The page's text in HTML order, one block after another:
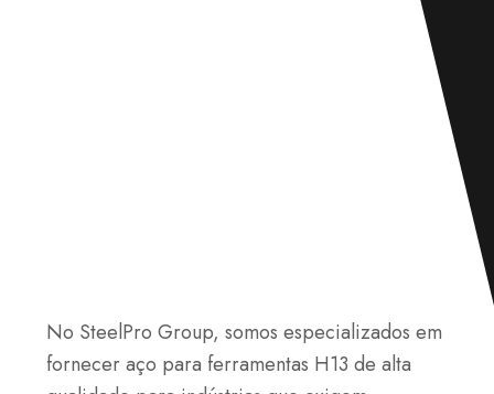
No SteelPro Group, somos especializados em
fornecer aço para ferramentas H13 de alta